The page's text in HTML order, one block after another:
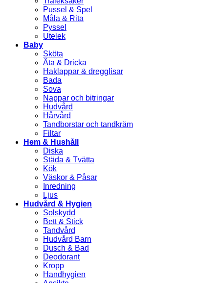
Pussel & Spel
Måla & Rita
Pyssel
Utelek
Baby
Sköta
Äta & Dricka
Haklappar & dregglisar
Bada
Sova
Nappar och bitringar
Hudvård
Hårvård
Tandborstar och tandkräm
Filtar
Hem & Hushåll
Diska
Städa & Tvätta
Kök
Väskor & Påsar
Inredning
Ljus
Hudvård & Hygien
Solskydd
Bett & Stick
Tandvård
Hudvård Barn
Dusch & Bad
Deodorant
Kropp
Handhygien